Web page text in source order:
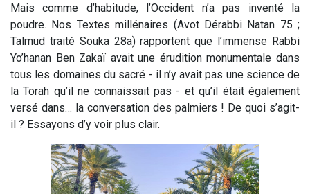
Mais comme d’habitude, l’Occident n’a pas inventé la
poudre. Nos Textes millénaires (Avot Dérabbi Natan 75 ;
Talmud traité Souka 28a) rapportent que l’immense Rabbi
Yo’hanan Ben Zakaï avait une érudition monumentale dans
tous les domaines du sacré - il n’y avait pas une science de
la Torah qu’il ne connaissait pas - et qu’il était également
versé dans… la conversation des palmiers ! De quoi s’agit-
il ? Essayons d’y voir plus clair.